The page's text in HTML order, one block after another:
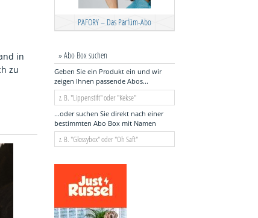
in
zu
PAFORY – Das Parfüm-Abo
» Abo Box suchen
Geben Sie ein Produkt ein und wir
zeigen Ihnen passende Abos...
...oder suchen Sie direkt nach einer
bestimmten Abo Box mit Namen